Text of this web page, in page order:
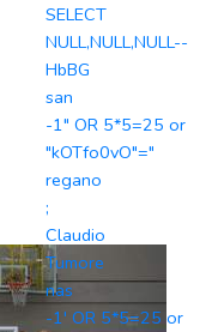
SELECT
NULL,NULL,NULL--
HbBG
san
-1" OR 5*5=25 or
"kOTfo0vO"="
regano
;
Claudio
Tumore
nas
-1' OR 5*5=25 or